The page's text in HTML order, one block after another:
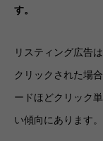
す。
リスティング広告
クリックされた場
ードほどクリック
い傾向にあります。